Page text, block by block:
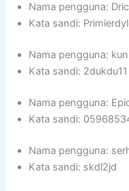
Nama pengguna:
Kata sandi:
Nama pengguna:
Kata sandi: 2dukdu11
Nama pengguna:
Kata sandi:
Nama pengguna:
Kata sandi: skdl2jd